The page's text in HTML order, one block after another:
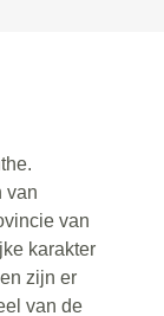
van
van
karakter
zijn er
van de